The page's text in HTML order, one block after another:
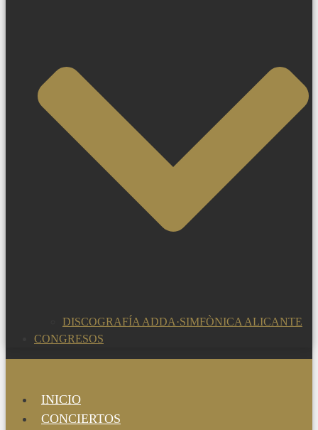
DISCOGRAFÍA ADDA·SIMFÒNICA ALICANTE
CONGRESOS
INICIO
CONCIERTOS